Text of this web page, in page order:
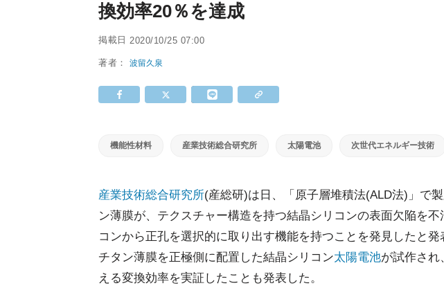
換効率20％を達成
掲載日 2020/10/25 07:00
著者：波留久泉
機能性材料 産業技術総合研究所 太陽電池 次世代エネルギー技術
産業技術総合研究所(産総研)は日、「原子層堆積法(ALD法)」で
ン薄膜が、テクスチャー構造を持つ結晶シリコンの表面欠陥を
コンから正孔を選択的に取り出す機能を持つことを発見したと
チタン薄膜を正極側に配置した結晶シリコン太陽電池が試作され
える変換効率を実証したことも発表した。